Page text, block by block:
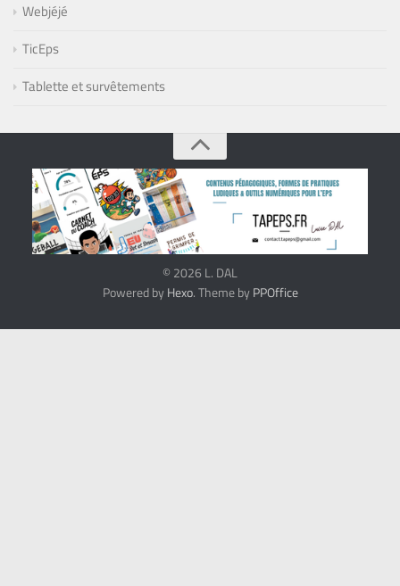
Webjéjé
TicEps
Tablette et survêtements
© 2026 L. DAL
Powered byHexo. Theme byPPOffice